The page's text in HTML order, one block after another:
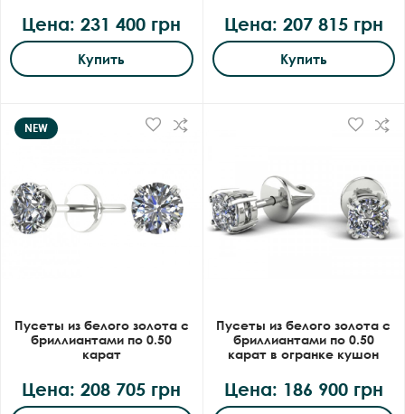
Цена: 231 400 грн
Купить
Цена: 207 815 грн
Купить
NEW
Пусеты из белого золота с
бриллиантами по 0.50
карат
Цена: 208 705 грн
Пусеты из белого золота с
бриллиантами по 0.50
карат в огранке кушон
Цена: 186 900 грн